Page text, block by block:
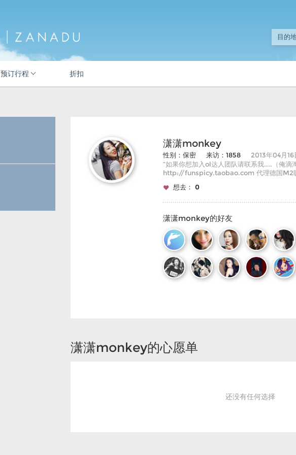
预订行程 折扣
潇潇monkey
性别：保密 来访：1858
2013年04月16
“如果你想加入ol达人团队请联系我....（俺滴
http://funspicy.taobao.com 代理德国M2
想去： 0
潇潇monkey的好友
潇潇monkey的心愿单
还没有任何选择